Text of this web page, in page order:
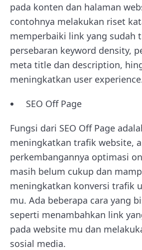
pada konten dan halaman
contohnya melakukan riset
memperbaiki link yang sudah
persebaran keyword density,
meta title dan description,
meningkatkan user
SEO Off Page
Fungsi dari SEO Off Page
meningkatkan trafik website,
perkembangannya optimasi
masih belum cukup dan
meningkatkan konversi trafik
mu. Ada beberapa cara yang
seperti menambahkan link
pada website mu dan
sosial media.